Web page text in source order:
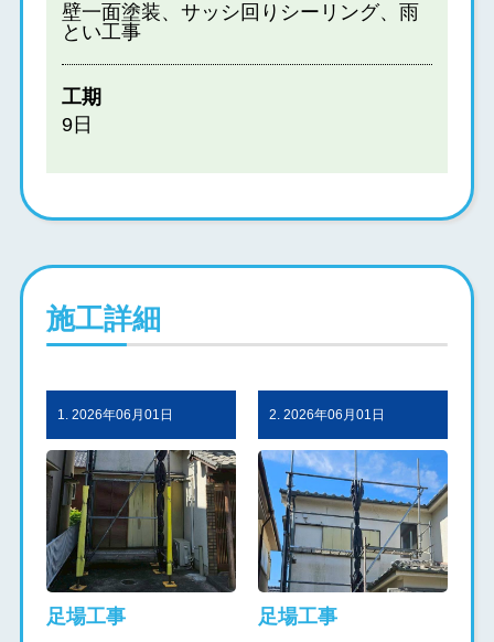
壁一面塗装、サッシ回りシーリング、雨
とい工事
工期
9日
施工詳細
1. 2026年06月01日
足場工事
2. 2026年06月01日
足場工事